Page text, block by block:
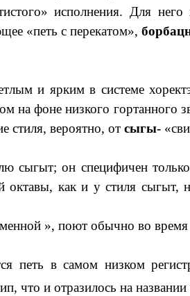
исполнения. Для
«петь с перекатом»,
и ярким в системе
фоне низкого гортанного
стиля, вероятно, от сыгы-
сыгыт; он специфичен
октавы, как и у стиля сыгыт,
», поют обычно во
петь в самом низком
что и отразилось на